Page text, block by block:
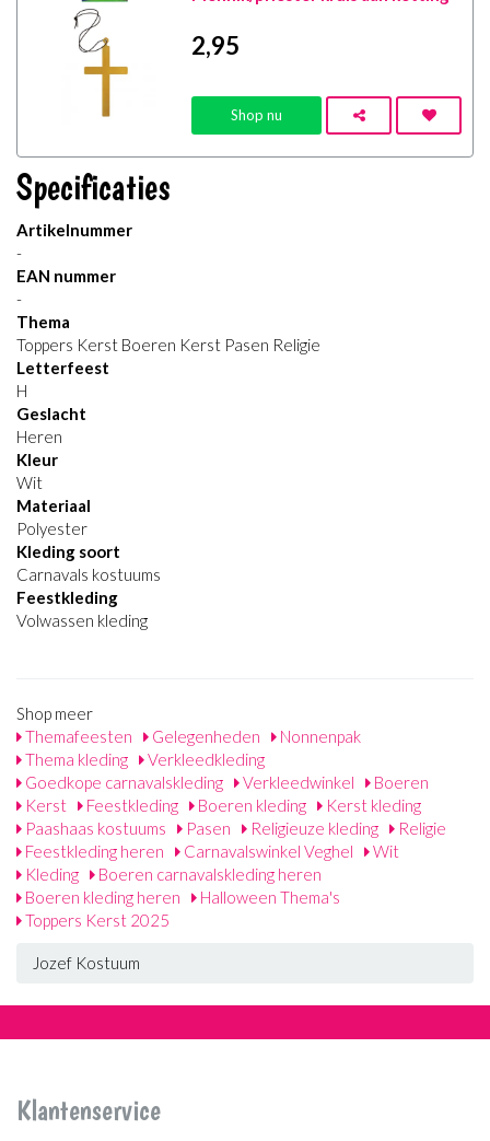
2,95
Shop nu
Specificaties
Artikelnummer
-
EAN nummer
-
Thema
Toppers Kerst Boeren Kerst Pasen Religie
Letterfeest
H
Geslacht
Heren
Kleur
Wit
Materiaal
Polyester
Kleding soort
Carnavals kostuums
Feestkleding
Volwassen kleding
Shop meer
Themafeesten
Gelegenheden
Nonnenpak
Thema kleding
Verkleedkleding
Goedkope carnavalskleding
Verkleedwinkel
Boeren
Kerst
Feestkleding Boeren kleding
Kerst kleding
Paashaas kostuums
Pasen Religieuze kleding
Religie
Feestkleding heren
Carnavalswinkel Veghel
Wit
Kleding
Boeren carnavalskleding heren
Boeren kleding heren
Halloween Thema's
Toppers Kerst 2025
Jozef Kostuum
Klantenservice